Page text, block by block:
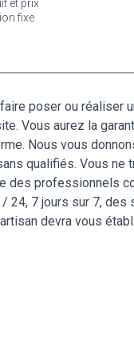
et prix
fixe
poser ou réaliser
Vous aurez la
Nous vous
qualifiés. Vous
des professionnels
/ 24, 7 jours sur 7,
devra vous